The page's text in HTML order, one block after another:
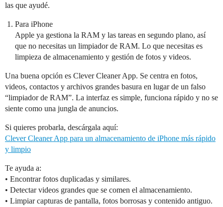
las que ayudé.
Para iPhone
Apple ya gestiona la RAM y las tareas en segundo plano, así
que no necesitas un limpiador de RAM. Lo que necesitas es
limpieza de almacenamiento y gestión de fotos y videos.
Una buena opción es Clever Cleaner App. Se centra en fotos,
videos, contactos y archivos grandes basura en lugar de un falso
“limpiador de RAM”. La interfaz es simple, funciona rápido y no se
siente como una jungla de anuncios.
Si quieres probarla, descárgala aquí:
Clever Cleaner App para un almacenamiento de iPhone más rápido
y limpio
Te ayuda a:
• Encontrar fotos duplicadas y similares.
• Detectar videos grandes que se comen el almacenamiento.
• Limpiar capturas de pantalla, fotos borrosas y contenido antiguo.